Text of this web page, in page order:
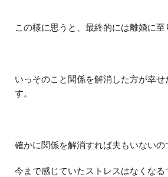
この様に思うと、最終的には離婚に至
いっそのこと関係を解消した方が幸
す。
確かに関係を解消すれば夫もいないの
今まで感じていたストレスはなくなる